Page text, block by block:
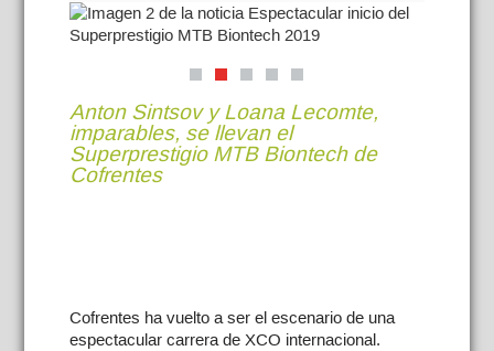
Anton Sintsov y Loana Lecomte,
imparables, se llevan el
Superprestigio MTB Biontech de
Cofrentes
Cofrentes ha vuelto a ser el escenario de una
espectacular carrera de XCO internacional.